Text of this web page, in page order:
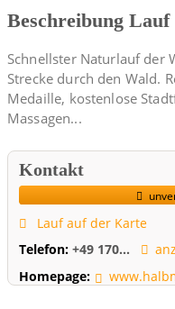
Beschreibung Lauf
Schnellster Naturlauf der
Strecke durch den Wald.
Medaille, kostenlose
Massagen...
Kontakt
Lauf auf der Karte
Telefon: +49 170...
Homepage: